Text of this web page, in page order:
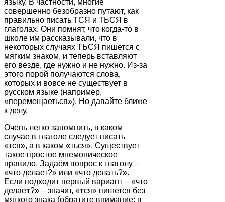
языку. В частности, многие
совершенно безобразно путают, как
правильно писать ТСЯ и ТЬСЯ в
глаголах. Они помнят, что когда-то в
школе им рассказывали, что в
некоторых случаях ТЬСЯ пишется с
мягким знаком, и теперь вставляют
его везде, где нужно и не нужно. Из-за
этого порой получаются слова,
которых и вовсе не существует в
русском языке (например,
«перемещаеться»). Но давайте ближе
к делу.
Очень легко запомнить, в каком
случае в глаголе следует писать
«тся», а в каком «ться». Существует
такое простое мнемоническое
правило. Задаём вопрос к глаголу –
«что делает?» или «что делать?».
Если подходит первый вариант – «что
делает?» – значит, «тся» пишется без
мягкого знака (обратите внимание: в